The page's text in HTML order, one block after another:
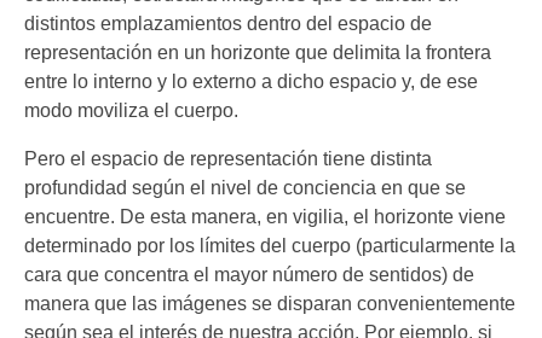
distintos emplazamientos dentro del espacio de
representación en un horizonte que delimita la frontera
entre lo interno y lo externo a dicho espacio y, de ese
modo moviliza el cuerpo.
Pero el espacio de representación tiene distinta
profundidad según el nivel de conciencia en que se
encuentre. De esta manera, en vigilia, el horizonte viene
determinado por los límites del cuerpo (particularmente la
cara que concentra el mayor número de sentidos) de
manera que las imágenes se disparan convenientemente
según sea el interés de nuestra acción. Por ejemplo, si